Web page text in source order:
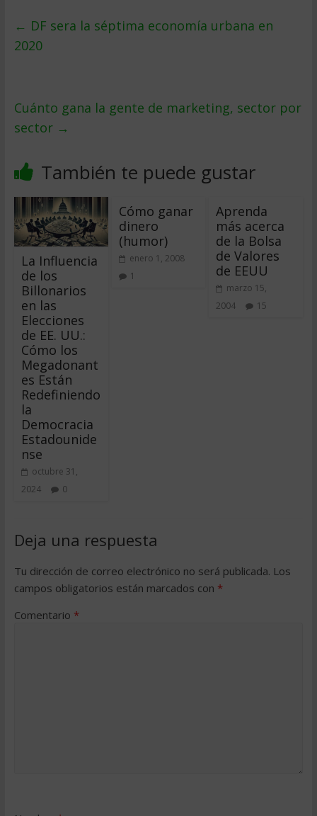
← DF sera la séptima economí­a urbana en
2020
Cuánto gana la gente de marketing, sector por
sector →
También te puede gustar
La Influencia
de los
Billonarios
en las
Elecciones
de EE. UU.:
Cómo los
Megadonant
es Están
Redefiniendo
la
Democracia
Estadounide
nse
octubre 31,
2024
0
Cómo ganar
dinero
(humor)
enero 1, 2008
1
Aprenda
más acerca
de la Bolsa
de Valores
de EEUU
marzo 15,
2004
15
Deja una respuesta
Tu dirección de correo electrónico no será publicada. Los
campos obligatorios están marcados con *
Comentario *